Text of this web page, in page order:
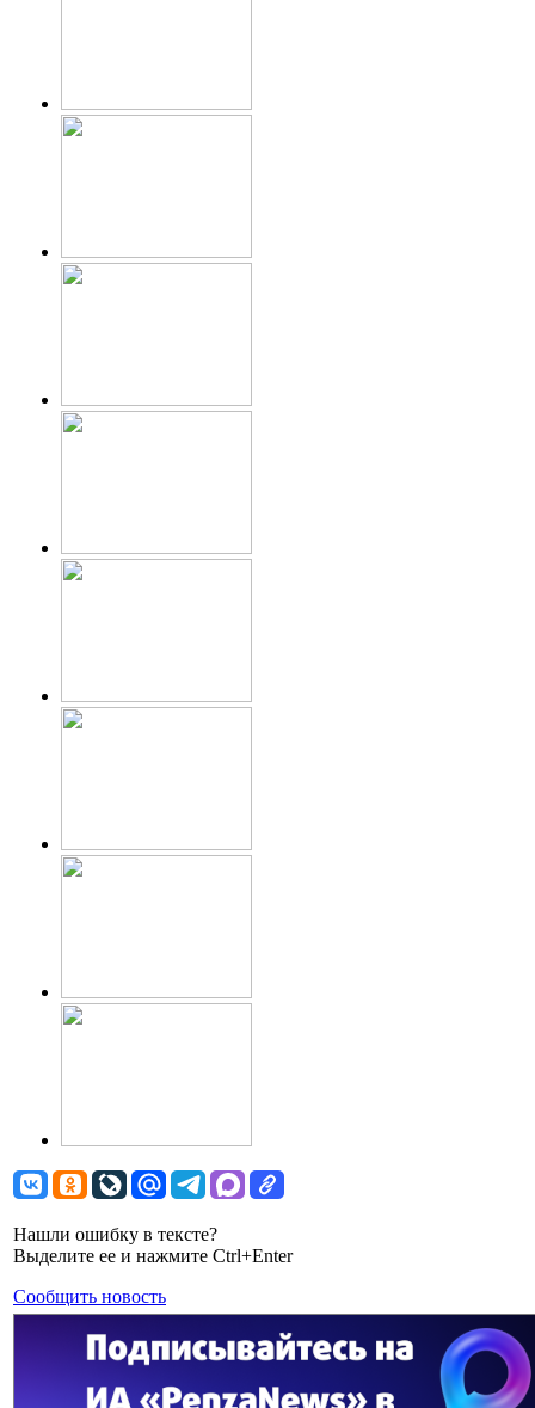
Нашли ошибку в тексте?
Выделите ее и нажмите Ctrl+Enter
Сообщить новость